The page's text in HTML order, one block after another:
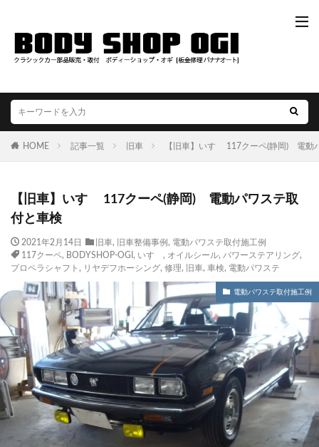
HOME 記事一覧 旧車 【旧車】いすゞ 117クーペ(静岡) 電動
【旧車】いすゞ 117クーペ(静岡) 電動パワステ取
付と車検
2021年2月14日 旧車, 旧車整備事例 , 電動パワステ取付施工例
117クーペ, BODYSHOP-OGI , いすゞ , オイルシール, パワーステアリング,
プロペラシャフト , リヤデフホーシング, 修理, 旧車, 車検, 電動パワステ
電動パワステ取付施工例